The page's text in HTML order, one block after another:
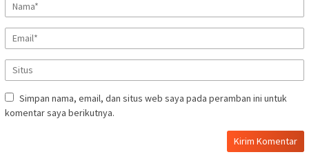
Simpan nama, email, dan situs web saya pada peramban ini untuk
komentar saya berikutnya.